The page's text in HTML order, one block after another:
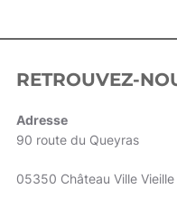
RETROUVEZ-
Adresse
90 route du Queyras
05350 Château Ville Vieille